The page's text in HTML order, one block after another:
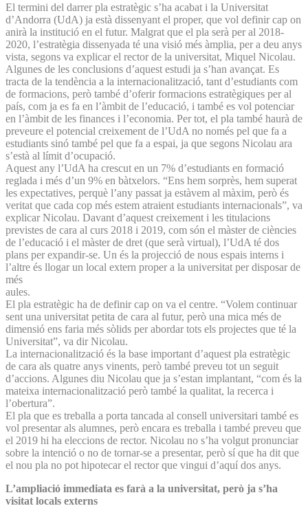
El termini del darrer pla estratègic s’ha acabat i la Universitat
d’Andorra (UdA) ja està dissenyant el proper, que vol definir cap on
anirà la institució en el futur. Malgrat que el pla serà per al 2018-
2020, l’estratègia dissenyada té una visió més àmplia, per a deu anys
vista, segons va explicar el rector de la universitat, Miquel Nicolau.
Algunes de les conclusions d’aquest estudi ja s’han avançat. Es
tracta de la tendència a la internacionalització, tant d’estudiants com
de formacions, però també d’oferir formacions estratègiques per al
país, com ja es fa en l’àmbit de l’educació, i també es vol potenciar
en l’àmbit de les finances i l’economia. Per tot, el pla també haurà de
preveure el potencial creixement de l’UdA no només pel que fa a
estudiants sinó també pel que fa a espai, ja que segons Nicolau ara
s’està al límit d’ocupació.
Aquest any l’UdA ha crescut en un 7% d’estudiants en formació
reglada i més d’un 9% en bàtxelors. “Ens hem sorprès, hem superat
les expectatives, perquè l’any passat ja estàvem al màxim, però és
veritat que cada cop més estem atraient estudiants internacionals”, va
explicar Nicolau. Davant d’aquest creixement i les titulacions
previstes de cara al curs 2018 i 2019, com són el màster de ciències
de l’educació i el màster de dret (que serà virtual), l’UdA té dos
plans per expandir-se. Un és la projecció de nous espais interns i
l’altre és llogar un local extern proper a la universitat per disposar de
més
aules.
El pla estratègic ha de definir cap on va el centre. “Volem continuar
sent una universitat petita de cara al futur, però una mica més de
dimensió ens faria més sòlids per abordar tots els projectes que té la
Universitat”, va dir Nicolau.
La internacionalització és la base important d’aquest pla estratègic
de cara als quatre anys vinents, però també preveu tot un seguit
d’accions. Algunes diu Nicolau que ja s’estan implantant, “com és la
mateixa internacionalització però també la qualitat, la recerca i
l’obertura”.
El pla que es treballa a porta tancada al consell universitari també es
vol presentar als alumnes, però encara es treballa i també preveu que
el 2019 hi ha eleccions de rector. Nicolau no s’ha volgut pronunciar
sobre la intenció o no de tornar-se a presentar, però sí que ha dit que
el nou pla no pot hipotecar el rector que vingui d’aquí dos anys.
L’ampliació immediata es farà a la universitat, però ja s’ha
visitat locals externs